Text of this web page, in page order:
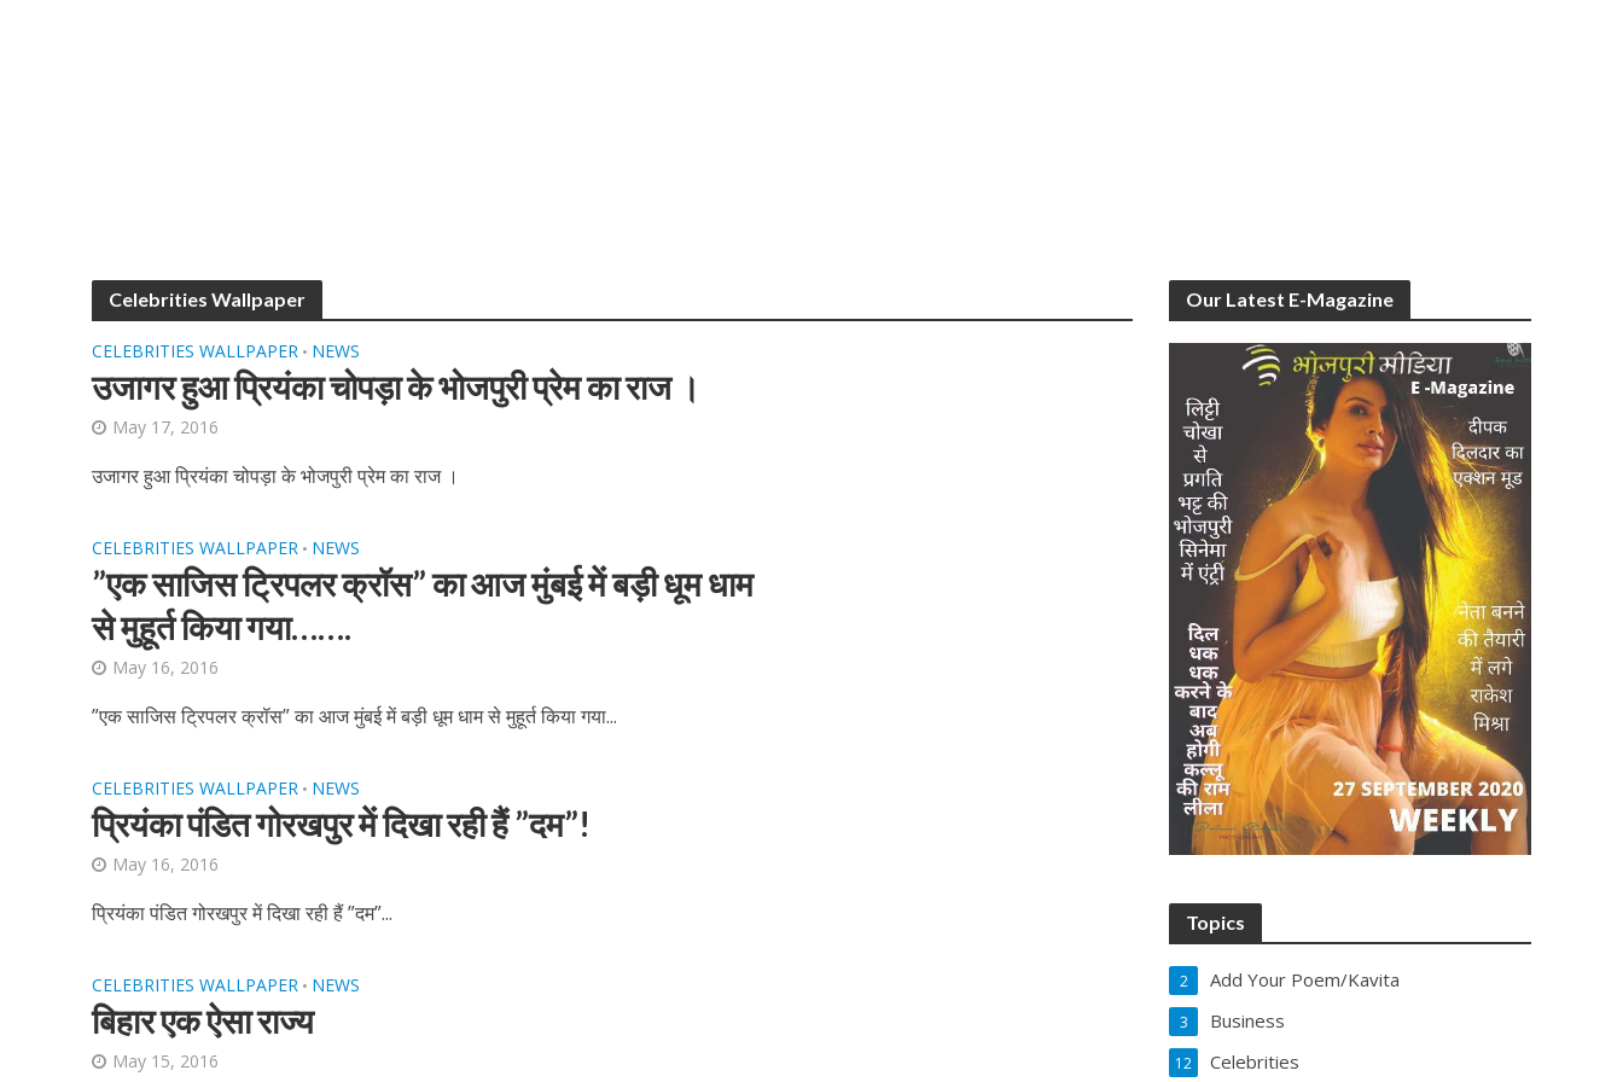
Celebrities Wallpaper
CELEBRITIES WALLPAPER • NEWS
उजागर हुआ प्रियंका चोपड़ा के भोजपुरी प्रेम का राज ।
May 17, 2016
उजागर हुआ प्रियंका चोपड़ा के भोजपुरी प्रेम का राज ।
CELEBRITIES WALLPAPER • NEWS
”एक साजिस ट्रिपलर क्रॉस” का आज मुंबई में बड़ी धूम धाम
से मुहूर्त किया गया…….
May 16, 2016
”एक साजिस ट्रिपलर क्रॉस” का आज मुंबई में बड़ी धूम धाम से मुहूर्त किया गया...
CELEBRITIES WALLPAPER • NEWS
प्रियंका पंडित गोरखपुर में दिखा रही हैं ”दम”!
May 16, 2016
प्रियंका पंडित गोरखपुर में दिखा रही हैं ”दम”...
CELEBRITIES WALLPAPER • NEWS
बिहार एक ऐसा राज्य
May 15, 2016
Our Latest E-Magazine
Topics
Add Your Poem/Kavita
2
Business
3
Celebrities
12